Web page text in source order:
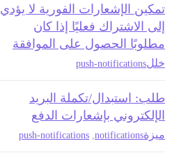
تمكين الإشعارات الفورية لا يؤدي
إلى الاشتراك فعليًا إذا كان
مطلوبًا الحصول على الموافقة
خللpush-notifications
طلب: استبدال/تكملة البريد
الإلكتروني بإشعارات الدفع
ميزةnotifications
push-notifications